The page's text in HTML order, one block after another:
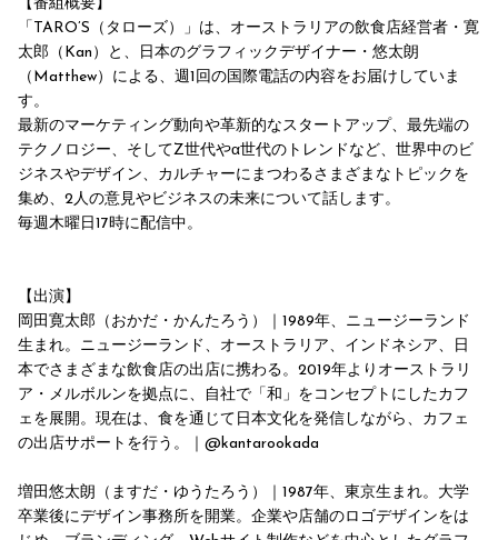
【番組概要】
「TARO’S（タローズ）」は、オーストラリアの飲食店経営者・寛
太郎（Kan）と、日本のグラフィックデザイナー・悠太朗
（Matthew）による、週1回の国際電話の内容をお届けしていま
す。
最新のマーケティング動向や革新的なスタートアップ、最先端の
テクノロジー、そしてZ世代やα世代のトレンドなど、世界中のビ
ジネスやデザイン、カルチャーにまつわるさまざまなトピックを
集め、2人の意見やビジネスの未来について話します。
毎週木曜日17時に配信中。
【出演】
岡田寛太郎（おかだ・かんたろう）｜1989年、ニュージーランド
生まれ。ニュージーランド、オーストラリア、インドネシア、日
本でさまざまな飲食店の出店に携わる。2019年よりオーストラリ
ア・メルボルンを拠点に、自社で「和」をコンセプトにしたカフ
ェを展開。現在は、食を通じて日本文化を発信しながら、カフェ
の出店サポートを行う。｜@kantarookada
増田悠太朗（ますだ・ゆうたろう）｜1987年、東京生まれ。大学
卒業後にデザイン事務所を開業。企業や店舗のロゴデザインをは